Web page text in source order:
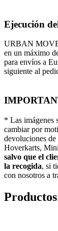
Ejecución
URBAN
en un máximo
para envíos a
siguiente al
* Las imágenes
cambiar por
devoluciones
Hoverkarts,
salvo que el
la recogida, si
con nosotros a